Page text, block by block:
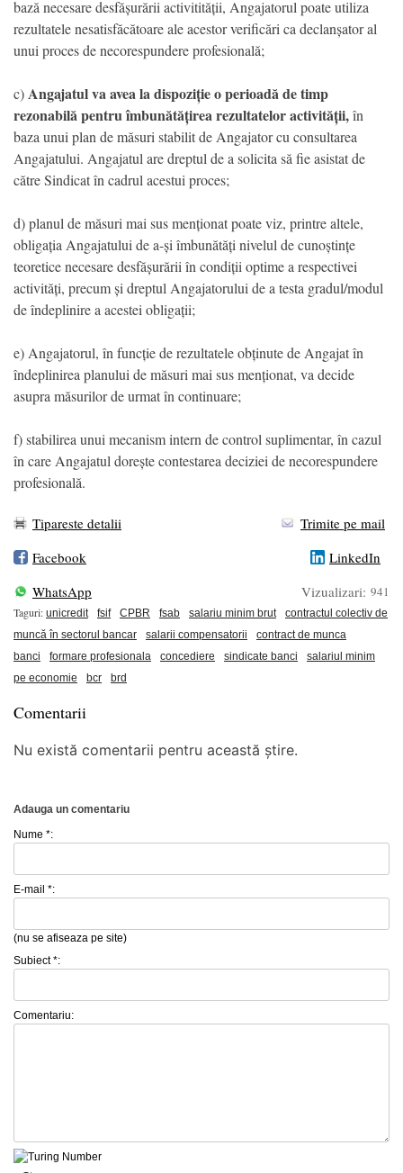
bază necesare desfășurării activitității, Angajatorul poate utiliza
rezultatele nesatisfăcătoare ale acestor verificări ca declanșator al
unui proces de necorespundere profesională;
c)Angajatul va avea la dispoziție o perioadă de timp
rezonabilă pentru îmbunătățirea rezultatelor activității,în
baza unui plan de măsuri stabilit de Angajator cu consultarea
Angajatului. Angajatul are dreptul de a solicita să fie asistat de
către Sindicat în cadrul acestui proces;
d) planul de măsuri mai sus menționat poate viz, printre altele,
obligația Angajatului de a-și îmbunătăți nivelul de cunoștințe
teoretice necesare desfășurării în condiții optime a respectivei
activități, precum și dreptul Angajatorului de a testa gradul/modul
de îndeplinire a acestei obligații;
e) Angajatorul, în funcție de rezultatele obținute de Angajat în
îndeplinirea planului de măsuri mai sus menționat, va decide
asupra măsurilor de urmat în continuare;
f) stabilirea unui mecanism intern de control suplimentar, în cazul
în care Angajatul dorește contestarea deciziei de necorespundere
profesională.
Tipareste detalii
Trimite pe mail
Facebook
LinkedIn
WhatsApp
Vizualizari: 941
Taguri: unicredit fsif CPBR fsab salariu minim brut
contractul colectiv de
muncă în sectorul bancar
salarii compensatorii
contract de munca
banci
formare profesionala concediere sindicate banci
salariul minim
pe economie
bcr brd
Comentarii
Nu există comentarii pentru această știre.
Adauga un comentariu
Nume *:
E-mail *:
(nu se afiseaza pe site)
Subiect *:
Comentariu: